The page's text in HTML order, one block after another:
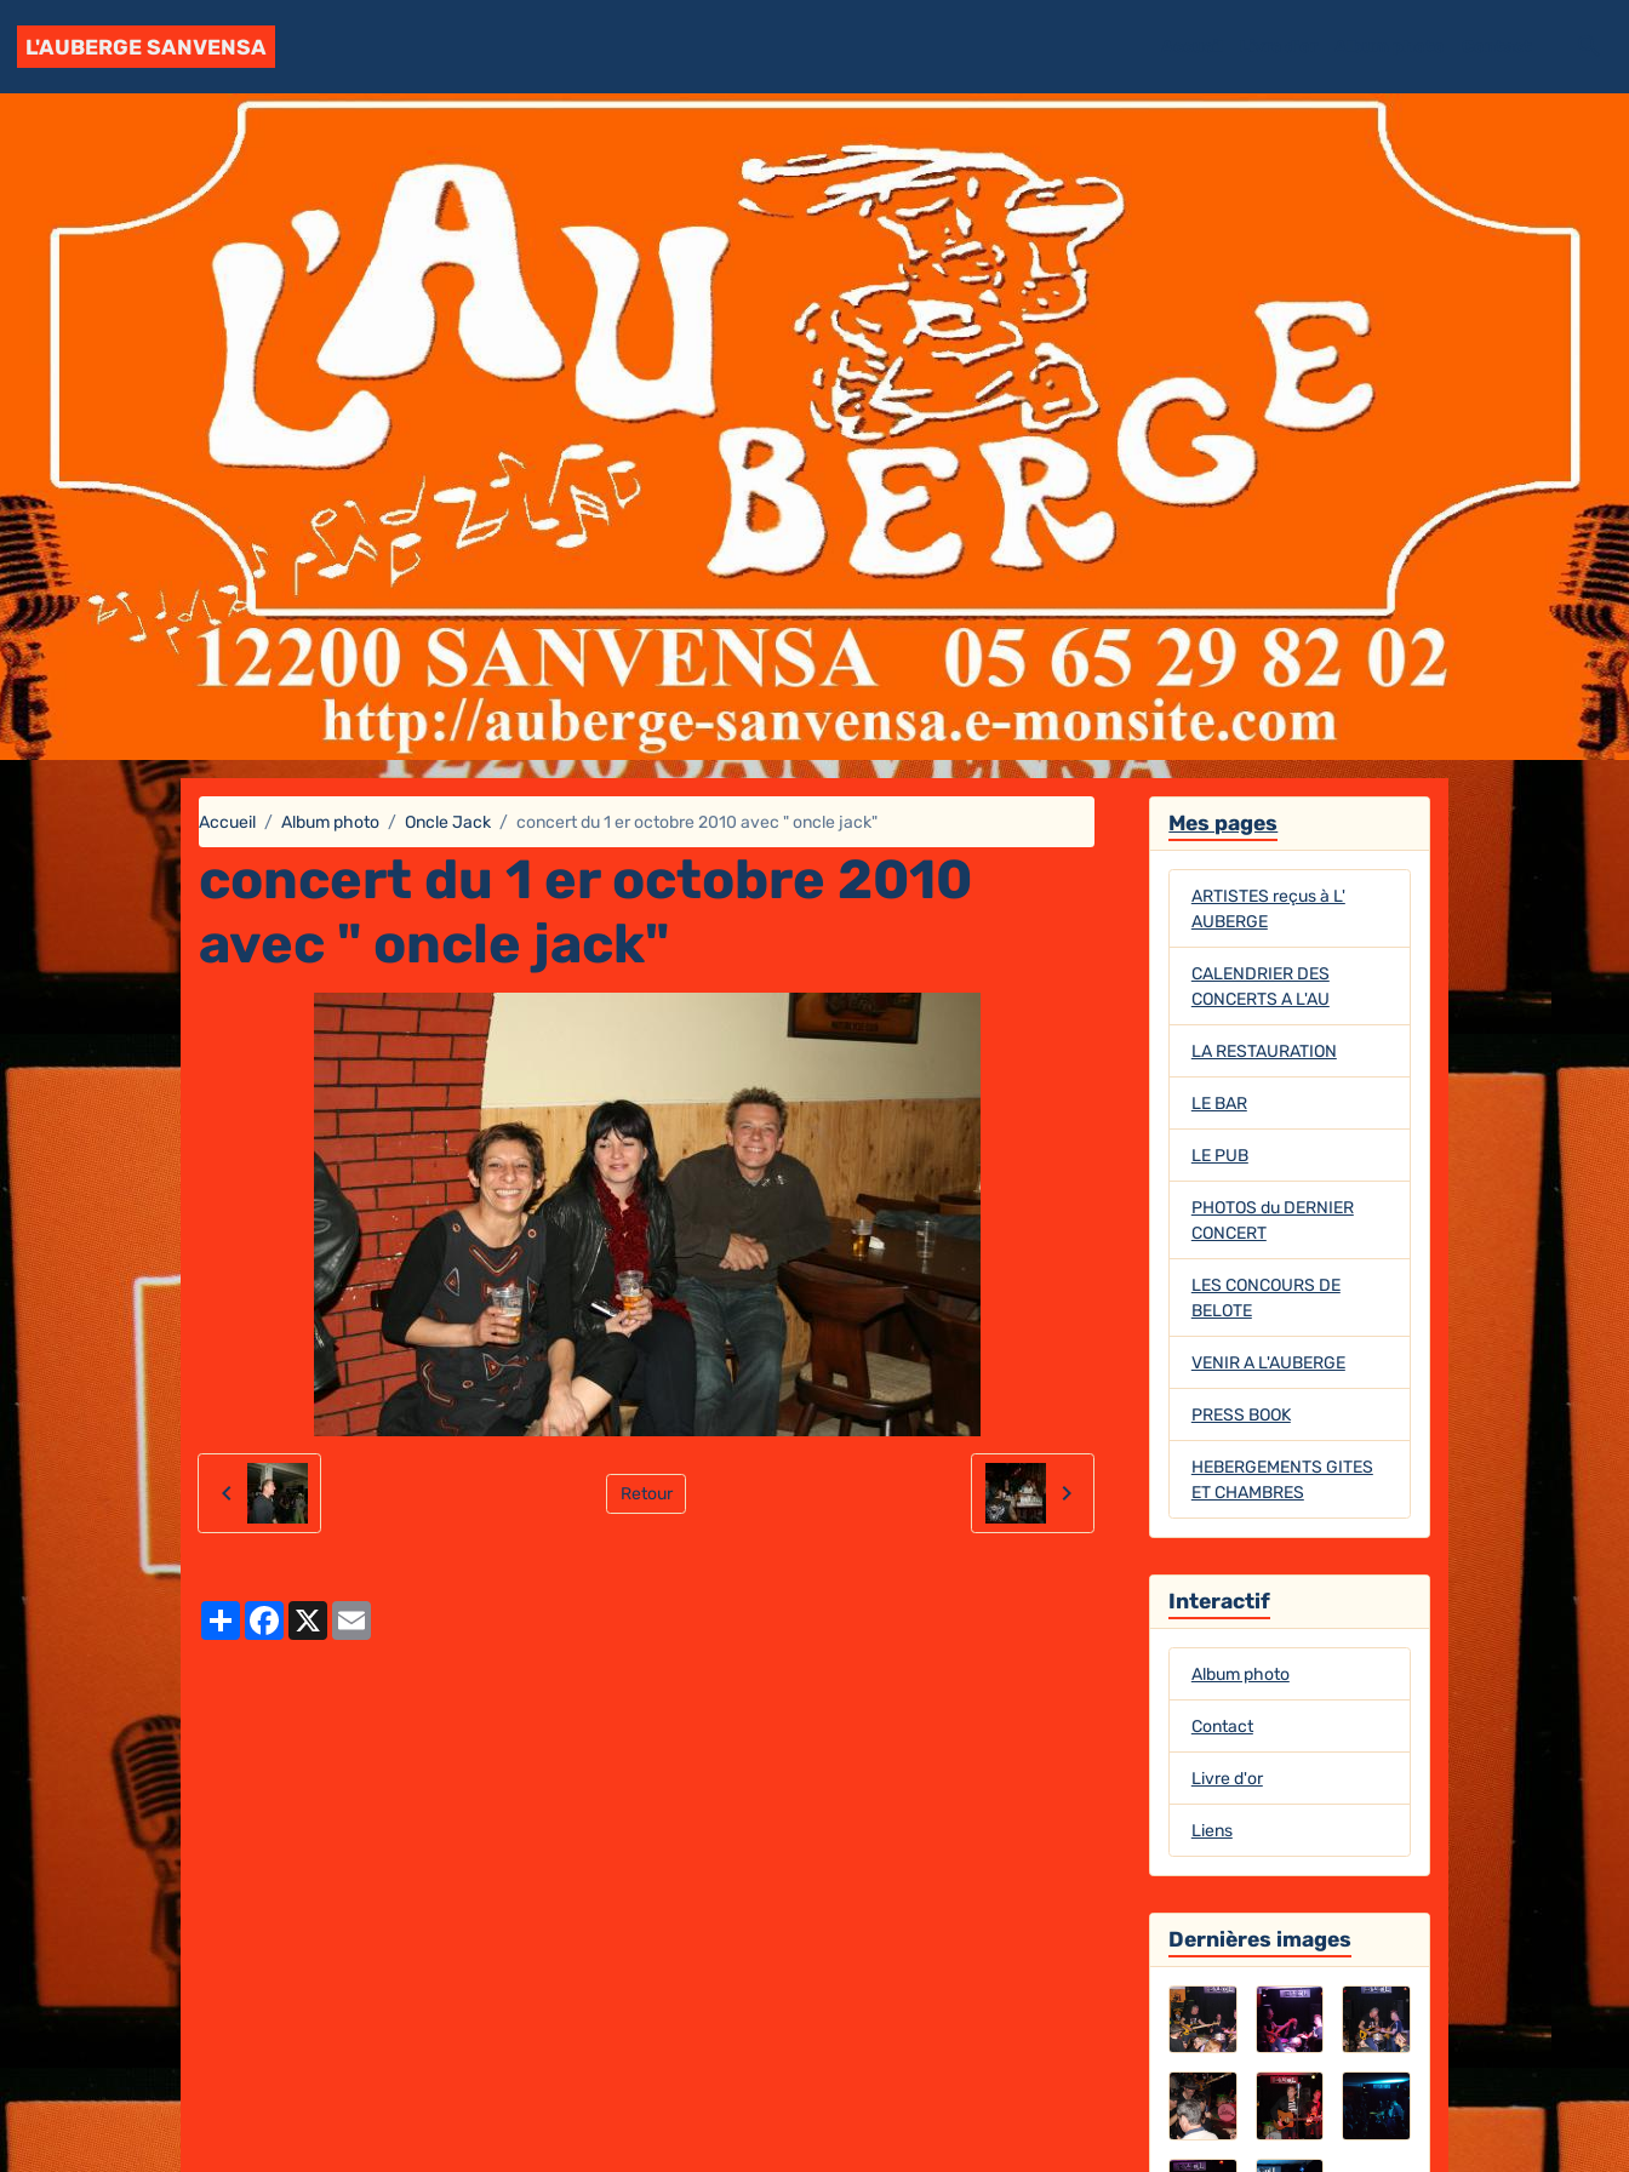
L'AUBERGE SANVENSA
Accueil Album photo Oncle Jack concert du 1 er octobre 2010 avec " oncle jack"
concert du 1 er octobre 2010
avec " oncle jack"
Retour
PartagerFacebook
X
Mes pages
ARTISTES reçus à L'
AUBERGE
CALENDRIER DES
CONCERTS A L'AU
LA RESTAURATION
LE BAR
LE PUB
PHOTOS du DERNIER
CONCERT
LES CONCOURS DE
BELOTE
VENIR A L'AUBERGE
PRESS BOOK
HEBERGEMENTS GITES
ET CHAMBRES
Interactif
Album photo
Contact
Livre d'or
Liens
Dernières images